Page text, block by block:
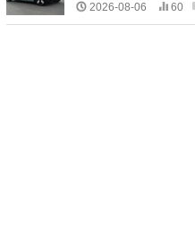
2026-08-06 60